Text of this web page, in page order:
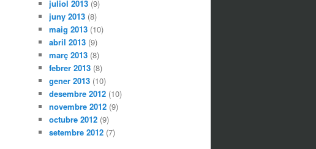
juliol 2013 (9)
juny 2013 (8)
maig 2013 (10)
abril 2013 (9)
març 2013 (8)
febrer 2013 (8)
gener 2013 (10)
desembre 2012 (10)
novembre 2012 (9)
octubre 2012 (9)
setembre 2012 (7)